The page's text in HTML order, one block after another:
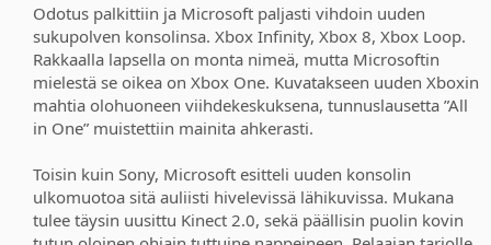
a
a
ä
Odotus palkittiin ja Microsoft paljasti vihdoin uuden
sukupolven konsolinsa. Xbox Infinity, Xbox 8, Xbox Loop.
Rakkaalla lapsella on monta nimeä, mutta Microsoftin
mielestä se oikea on Xbox One. Kuvatakseen uuden Xboxin
mahtia olohuoneen viihdekeskuksena, tunnuslausetta ”All
in One” muistettiin mainita ahkerasti.
Toisin kuin Sony, Microsoft esitteli uuden konsolin
ulkomuotoa sitä auliisti hivelevissä lähikuvissa. Mukana
tulee täysin uusittu Kinect 2.0, sekä päällisin puolin kovin